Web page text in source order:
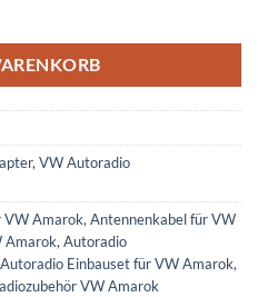
, VW Autoradio
VW Amarok, Antennenkabel für VW
Amarok, Autoradio
Autoradio Einbauset für VW Amarok,
VW Amarok